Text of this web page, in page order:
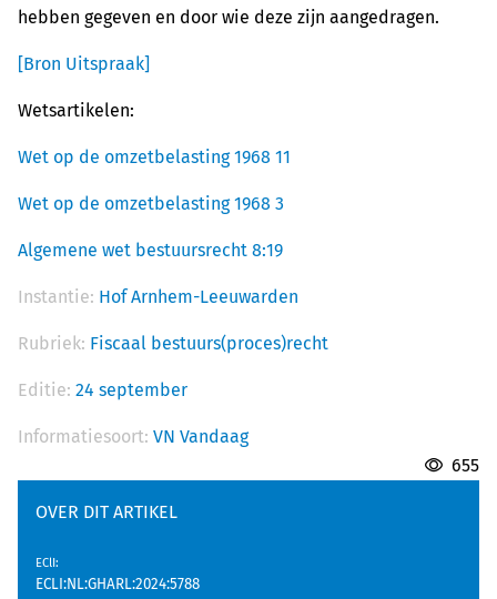
hebben gegeven en door wie deze zijn aangedragen.
[Bron Uitspraak]
Wetsartikelen:
Wet op de omzetbelasting 1968 11
Wet op de omzetbelasting 1968 3
Algemene wet bestuursrecht 8:19
Instantie: Hof Arnhem-Leeuwarden
Rubriek: Fiscaal bestuurs(proces)recht
Editie: 24 september
Informatiesoort: VN Vandaag
655
OVER DIT ARTIKEL
EClI:
ECLI:NL:GHARL:2024:5788